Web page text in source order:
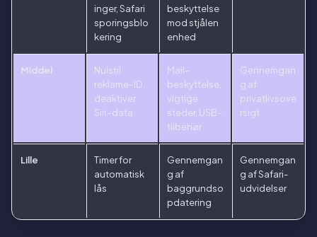
inger, Safari
sporingsblo
kering
beskyttelse
mod stjålen
enhed
Middel
Nulstil
reklame-ID,
deaktiver
Siri-data
Mail-
beskyttelse,
vigtige
steder, USB-
tilbehør
Gennemgan
g af
privatlivsove
rsigt
Lille
Timer for
automatisk
lås
Gennemgan
g af
baggrundso
pdatering
Gennemgan
g af Safari-
udvidelser